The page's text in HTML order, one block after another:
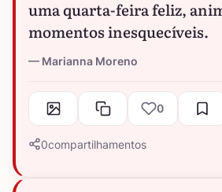
uma quarta-feira feliz,
momentos inesquecíveis.
Marianna Moreno
0
0compartilhamentos